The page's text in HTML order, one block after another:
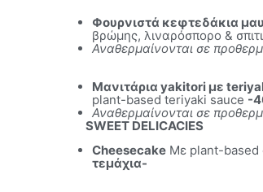
Φουρνιστά κεφτεδάκια
βρώμης, λιναρόσπορο &
Αναθερμαίνoνται σε
Μανιτάρια yakitori με
plant-based teriyaki sauce -
Αναθερμαίνoνται σε
SWEET DELICACIES
Cheesecake Mε plant-
τεμάχια-